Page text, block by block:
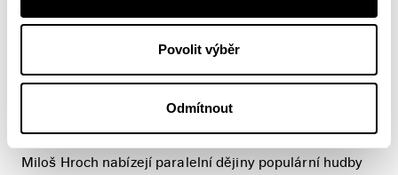
Povolit výběr
Odmítnout
Pohltila pop definitivně melancholie, úzkost a
beznaděj? Proč zní dnešní populární hudba tak
smutně, kde se v rocku vzalo téma depresí a dá se v
Miloš Hroch nabízejí paralelní dějiny populární hudby